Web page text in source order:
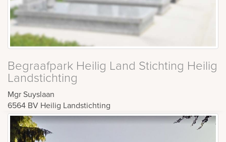
Begraafpark Heilig Land Stichting Heilig
Landstichting
Mgr Suyslaan
6564 BV Heilig Landstichting